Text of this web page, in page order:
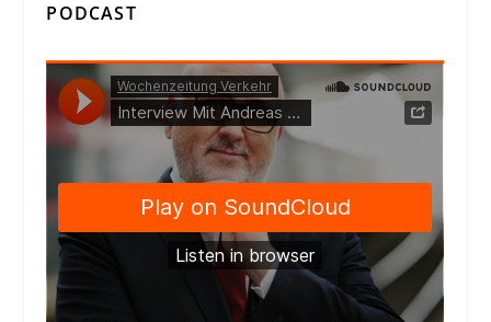
PODCAST